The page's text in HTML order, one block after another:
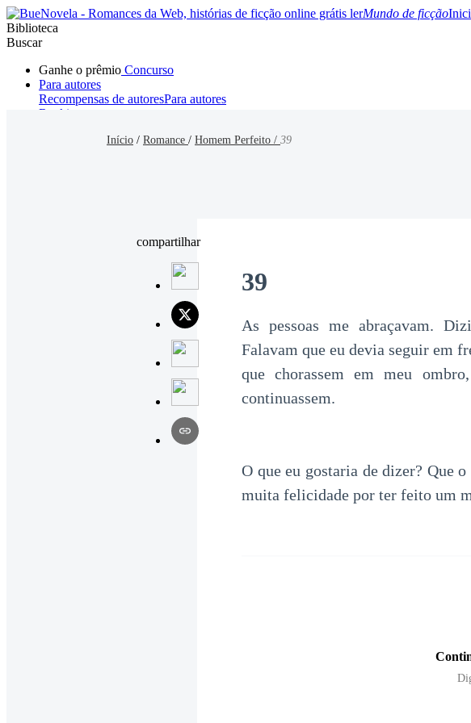
Mundo de ficção
Biblioteca
Buscar
Ganhe o prêmio Concurso
Para autores
Recompensas de autoresPara autores
Ranking
Início / Romance / Homem Perfeito / 39
compartilhar
39
As pessoas me abraçavam.
Falavam que eu devia seguir em
que chorassem em meu
continuassem.
O que eu gostaria de dizer? Que
muita felicidade por ter feito um